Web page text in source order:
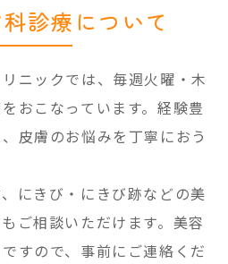
診療について
ニックでは、毎週火曜・木
おこなっています。経験豊
皮膚のお悩みを丁寧におう
にきび・にきび跡などの美
ご相談いただけます。美容
すので、事前にご連絡くだ